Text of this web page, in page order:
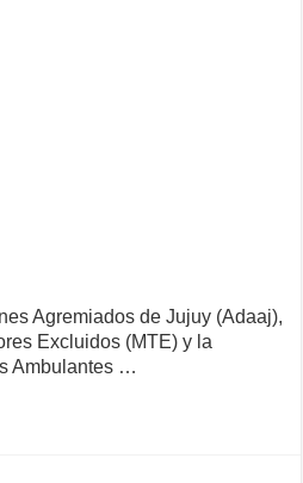
Agremiados de Jujuy (Adaaj),
Excluidos (MTE) y la
Ambulantes …